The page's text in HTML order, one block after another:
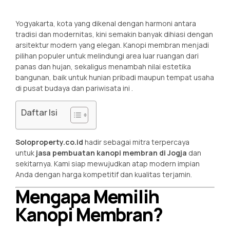
Yogyakarta, kota yang dikenal dengan harmoni antara
tradisi dan modernitas, kini semakin banyak dihiasi dengan
arsitektur modern yang elegan. Kanopi membran menjadi
pilihan populer untuk melindungi area luar ruangan dari
panas dan hujan, sekaligus menambah nilai estetika
bangunan, baik untuk hunian pribadi maupun tempat usaha
di pusat budaya dan pariwisata ini .
Daftar Isi
Soloproperty.co.id hadir sebagai mitra terpercaya
untuk jasa pembuatan kanopi membran di Jogja dan
sekitarnya. Kami siap mewujudkan atap modern impian
Anda dengan harga kompetitif dan kualitas terjamin.
Mengapa Memilih
Kanopi Membran?